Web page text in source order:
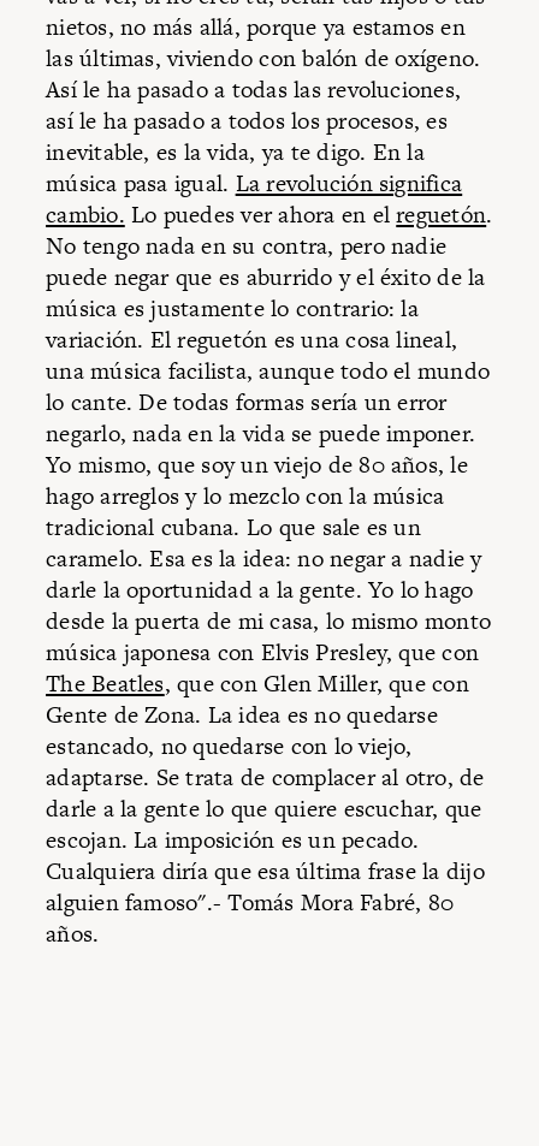
nietos, no más allá, porque ya estamos en
las últimas, viviendo con balón de oxígeno.
Así le ha pasado a todas las revoluciones,
así le ha pasado a todos los procesos, es
inevitable, es la vida, ya te digo. En la
música pasa igual. La revolución significa
cambio. Lo puedes ver ahora en elreguetón.
No tengo nada en su contra, pero nadie
puede negar que es aburrido y el éxito de la
música es justamente lo contrario: la
variación. El reguetón es una cosa lineal,
una música facilista, aunque todo el mundo
lo cante. De todas formas sería un error
negarlo, nada en la vida se puede imponer.
Yo mismo, que soy un viejo de 80 años, le
hago arreglos y lo mezclo con la música
tradicional cubana. Lo que sale es un
caramelo. Esa es la idea: no negar a nadie y
darle la oportunidad a la gente. Yo lo hago
desde la puerta de mi casa, lo mismo monto
música japonesa con Elvis Presley, que con
The Beatles, que con Glen Miller, que con
Gente de Zona. La idea es no quedarse
estancado, no quedarse con lo viejo,
adaptarse. Se trata de complacer al otro, de
darle a la gente lo que quiere escuchar, que
escojan. La imposición es un pecado.
Cualquiera diría que esa última frase la dijo
alguien famoso".- Tomás Mora Fabré, 80
años.